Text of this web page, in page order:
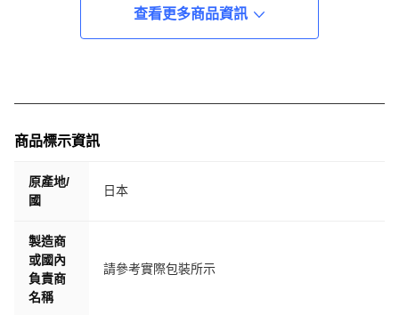
查看更多商品資訊
商品標示資訊
原產地/
國
日本
製造商
或國內
負責商
名稱
請參考實際包裝所示